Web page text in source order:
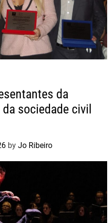
da
sociedade civil
by Jo Ribeiro